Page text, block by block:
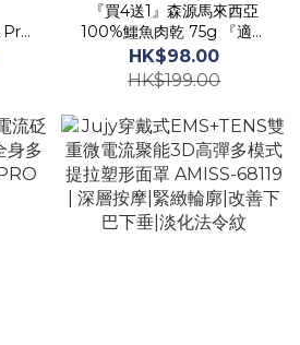
藍
+
專
『買4送1』森源馬來西亞
100%鱷魚肉乾 75g 『適合
關注氣管健康人士』天然鹹
水鱷魚肉乾|氣管敏感|滋陰
補腎|補肺益氣|鮮甜無腥|海
底椰鱷魚肉湯|改善氣管敏
感|久咳必備|鱷魚肉|鱷魚乾
HK$98.00
HK$199.00